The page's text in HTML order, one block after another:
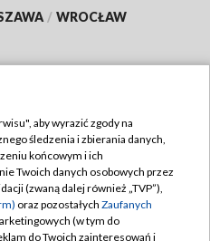
/ WROCŁAW
TVP
zgody
aby wyrazić zgody na
śledzenia i zbierania danych,
końcowym i ich
Twoich danych osobowych przez
(zwaną dalej również „TVP”),
oraz pozostałych Zaufanych
(w tym do
do Twoich zainteresowań i